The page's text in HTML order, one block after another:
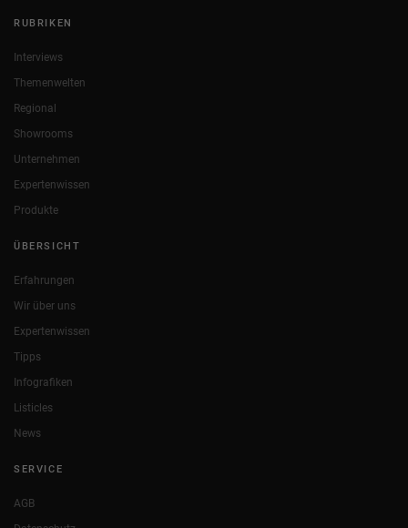
RUBRIKEN
Interviews
Themenwelten
Regional
Showrooms
Unternehmen
Expertenwissen
Produkte
ÜBERSICHT
Erfahrungen
Wir über uns
Expertenwissen
Tipps
Infografiken
Listicles
News
SERVICE
AGB